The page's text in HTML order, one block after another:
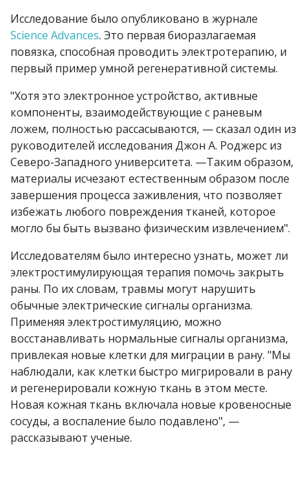
Исследование было опубликовано в журнале
Science Advances. Это первая биоразлагаемая
повязка, способная проводить электротерапию, и
первый пример умной регенеративной системы.
"Хотя это электронное устройство, активные
компоненты, взаимодействующие с раневым
ложем, полностью рассасываются, — сказал один из
руководителей исследования Джон А. Роджерс из
Северо-Западного университета. —Таким образом,
материалы исчезают естественным образом после
завершения процесса заживления, что позволяет
избежать любого повреждения тканей, которое
могло бы быть вызвано физическим извлечением".
Исследователям было интересно узнать, может ли
электростимулирующая терапия помочь закрыть
раны. По их словам, травмы могут нарушить
обычные электрические сигналы организма.
Применяя электростимуляцию, можно
восстанавливать нормальные сигналы организма,
привлекая новые клетки для миграции в рану. "Мы
наблюдали, как клетки быстро мигрировали в рану
и регенерировали кожную ткань в этом месте.
Новая кожная ткань включала новые кровеносные
сосуды, а воспаление было подавлено", —
рассказывают ученые.